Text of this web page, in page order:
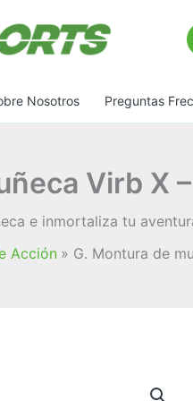
Nosotros Preguntas
Virb X
e inmortaliza tu
Acción G. Montura de